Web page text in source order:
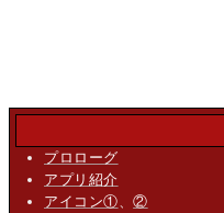
プロローグ
アプリ紹介
アイコン① 、②